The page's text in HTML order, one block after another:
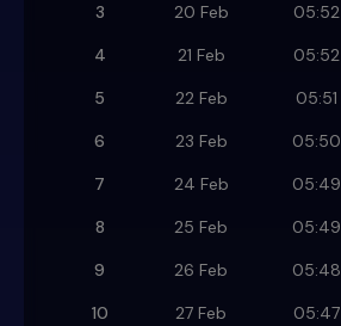
3
20 Feb 05:52
4
21 Feb 05:52
5
22 Feb 05:51
6
23 Feb 05:50
7
24 Feb 05:49
8
25 Feb 05:49
9
26 Feb 05:48
10
27 Feb 05:47